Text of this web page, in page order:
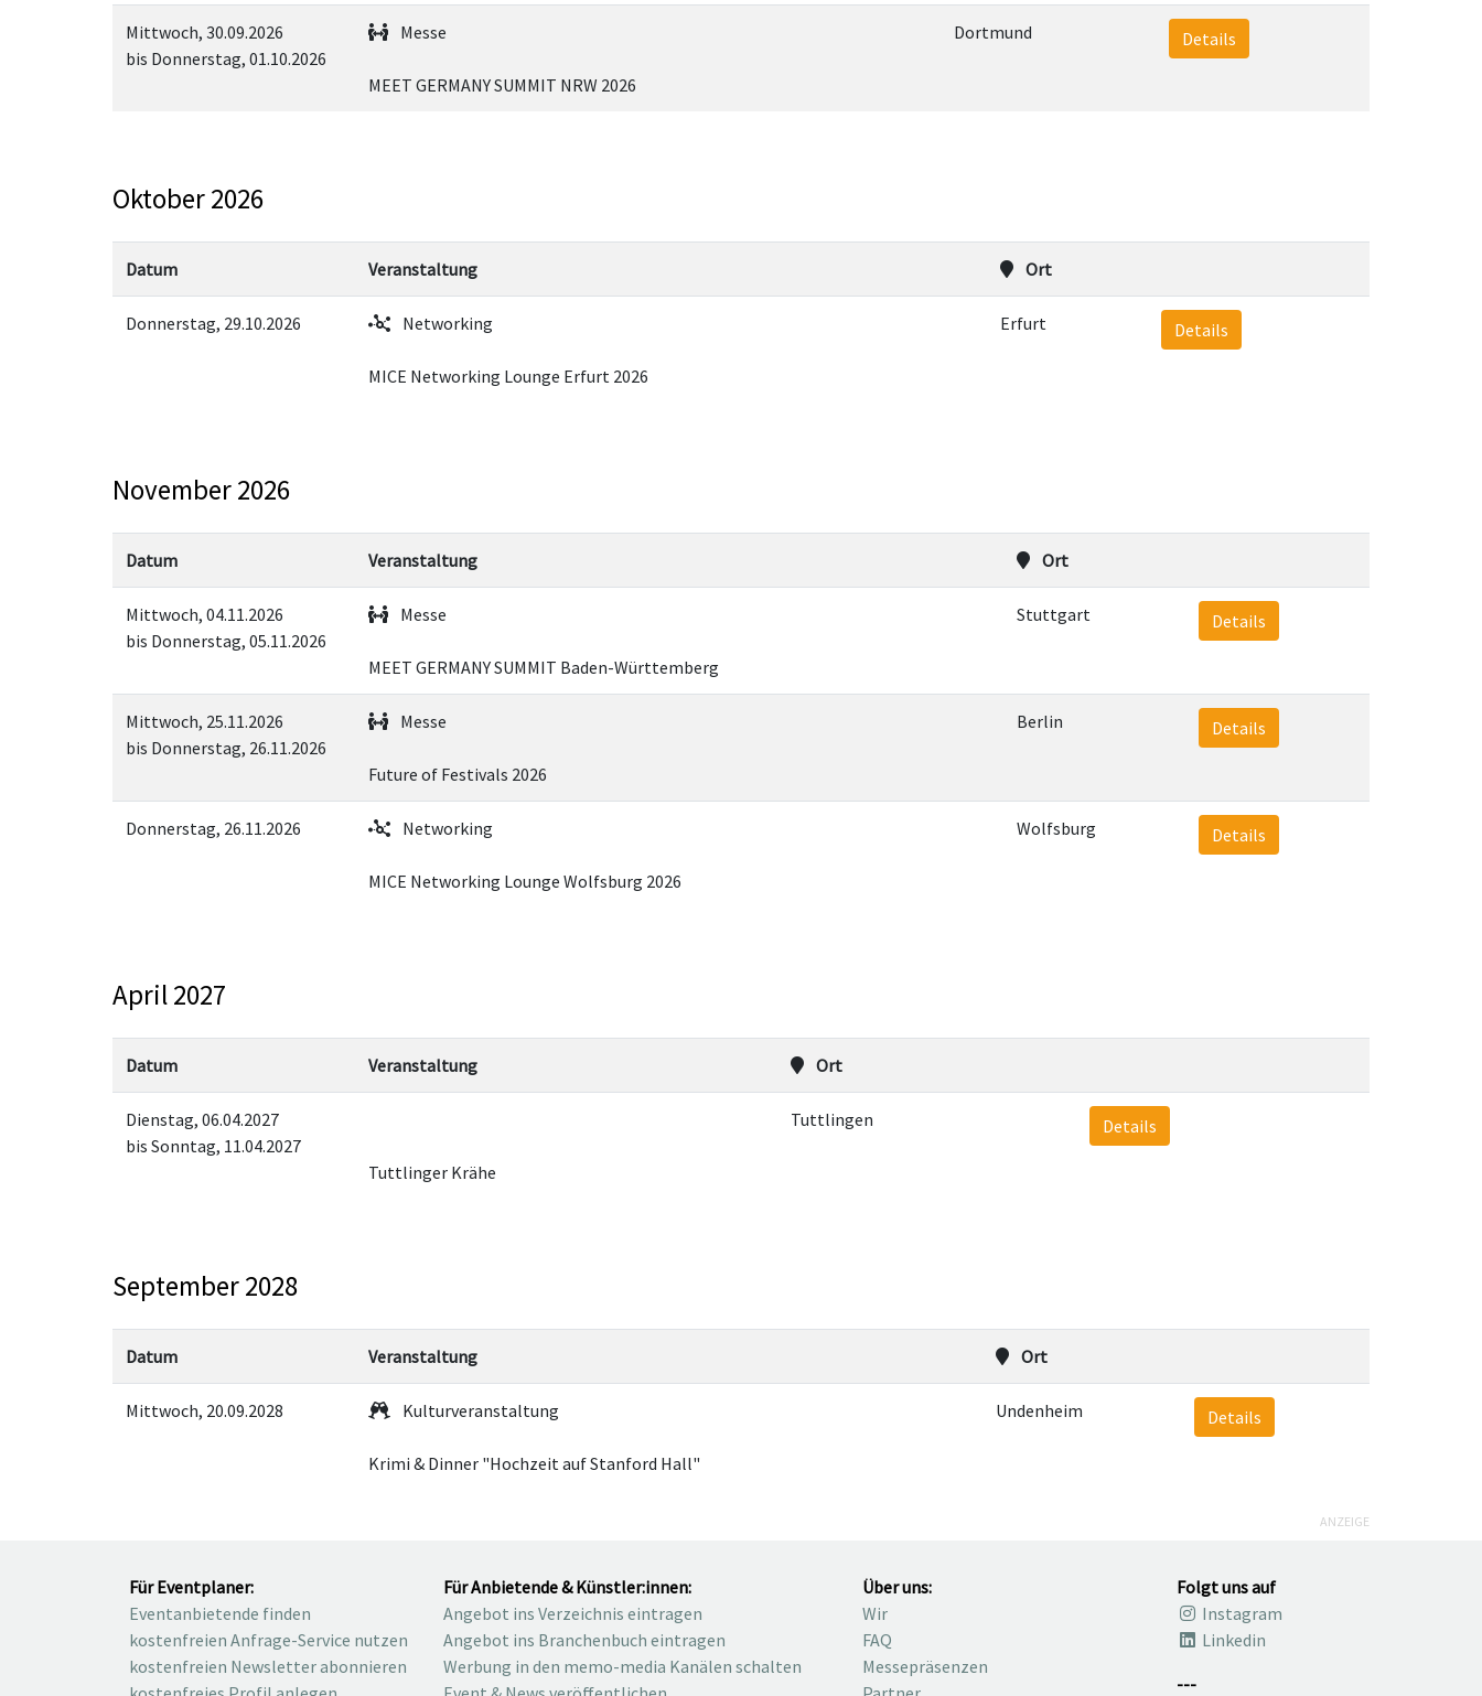
Mittwoch, 30.09.2026
bis Donnerstag, 01.10.2026
Messe
MEET GERMANY SUMMIT NRW 2026
Dortmund Details
Oktober 2026
Datum Veranstaltung Ort
Donnerstag, 29.10.2026 Networking
MICE Networking Lounge Erfurt 2026
Erfurt Details
November 2026
Datum Veranstaltung Ort
Mittwoch, 04.11.2026
bis Donnerstag, 05.11.2026
Messe
MEET GERMANY SUMMIT Baden-Württemberg
Stuttgart Details
Mittwoch, 25.11.2026
bis Donnerstag, 26.11.2026
Messe
Future of Festivals 2026
Berlin Details
Donnerstag, 26.11.2026 Networking
MICE Networking Lounge Wolfsburg 2026
Wolfsburg Details
April 2027
Datum Veranstaltung Ort
Dienstag, 06.04.2027
bis Sonntag, 11.04.2027
Tuttlinger Krähe
Tuttlingen Details
September 2028
Datum Veranstaltung Ort
Mittwoch, 20.09.2028 Kulturveranstaltung
Krimi & Dinner "Hochzeit auf Stanford Hall"
Undenheim Details
ANZEIGE
Für Eventplaner:
Eventanbietende finden
kostenfreien Anfrage-Service nutzen
kostenfreien Newsletter abonnieren
Für Anbietende & Künstler:innen:
Angebot ins Verzeichnis eintragen
Angebot ins Branchenbuch eintragen
Werbung in den memo-media Kanälen schalten
Über uns:
Wir
FAQ
Messepräsenzen
Folgt uns auf
Instagram
Linkedin
---